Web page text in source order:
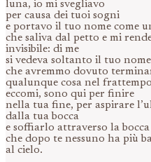
luna, io mi svegliavo
per causa dei tuoi sogni
e portavo il tuo nome come
che saliva dal petto e mi
invisibile: di me
si vedeva soltanto il tuo
che avremmo dovuto
qualunque cosa nel
eccomi, sono qui per finire
nella tua fine, per aspirare
dalla tua bocca
e soffiarlo attraverso la bocca
che dopo te nessuno ha più
al cielo.